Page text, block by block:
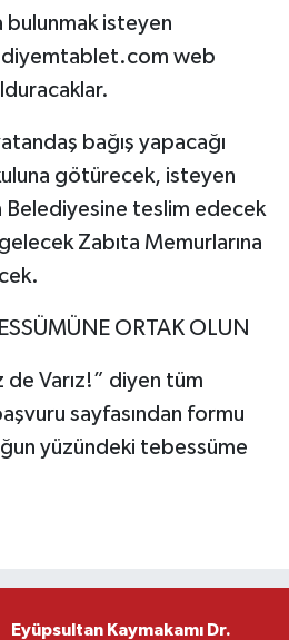
bulunmak isteyen
web
bağış yapacağı
götürecek, isteyen
Belediyesine teslim edecek
Zabıta Memurlarına
ORTAK OLUN
Varız!” diyen tüm
sayfasından formu
yüzündeki tebessüme
Eyüpsultan Kaymakamı Dr.